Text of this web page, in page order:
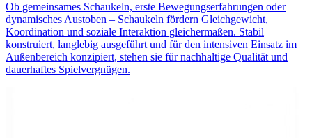
Ob gemeinsames Schaukeln, erste Bewegungserfahrungen oder
dynamisches Austoben – Schaukeln fördern Gleichgewicht,
Koordination und soziale Interaktion gleichermaßen. Stabil
konstruiert, langlebig ausgeführt und für den intensiven Einsatz im
Außenbereich konzipiert, stehen sie für nachhaltige Qualität und
dauerhaftes Spielvergnügen.